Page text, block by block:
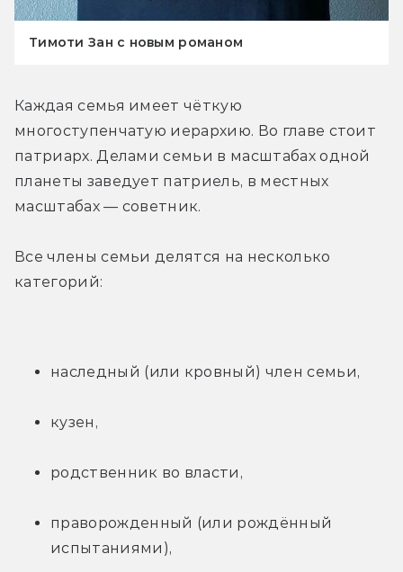
Тимоти Зан с новым романом
Каждая семья имеет чёткую
многоступенчатую иерархию. Во главе стоит
патриарх. Делами семьи в масштабах одной
планеты заведует патриель, в местных
масштабах — советник.
Все члены семьи делятся на несколько
категорий:
наследный (или кровный) член семьи,
кузен,
родственник во власти,
праворожденный (или рождённый
испытаниями),